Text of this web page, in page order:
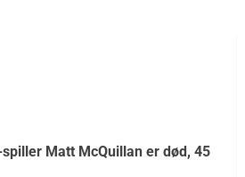
Matt McQuillan er død, 45